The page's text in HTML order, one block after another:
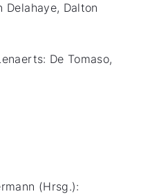
Delahaye, Dalton
De Tomaso,
(Hrsg.):